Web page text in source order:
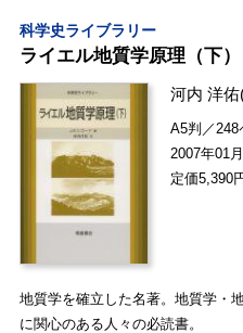
科学史ライブラリー
ライエル地質学原理（下）
河内 洋佑
A5判／248
2007年01
定価5,390
地質学を確立した名著。地質学・
に関心のある人々の必読書。